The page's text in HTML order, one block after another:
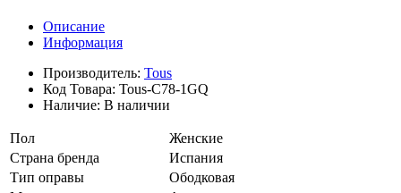
Описание
Информация
Производитель: Tous
Код Товара: Tous-C78-1GQ
Наличие: В наличии
Пол
Женские
Страна бренда
Испания
Тип оправы
Ободковая